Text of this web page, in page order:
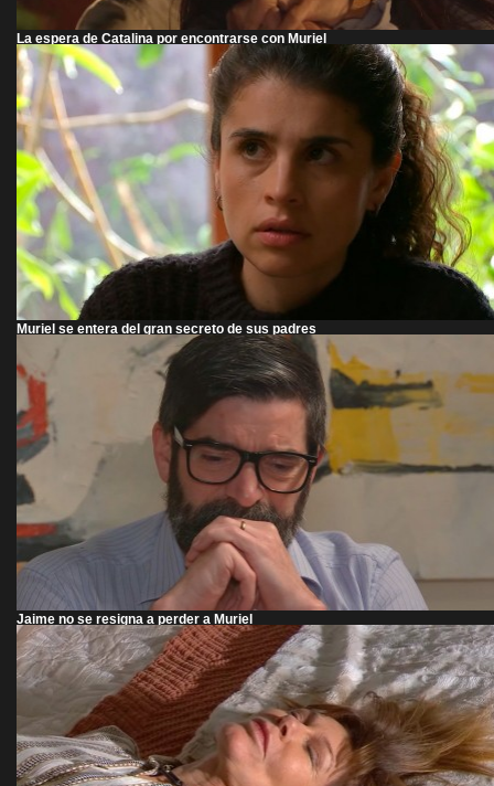
La espera de Catalina por encontrarse con Muriel
Muriel se entera del gran secreto de sus padres
Jaime no se resigna a perder a Muriel